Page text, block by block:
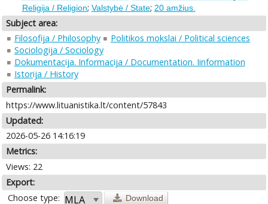
Religija / Religion; Valstybė / State; 20 amžius.
Subject area:
Filosofija / Philosophy
Politikos mokslai / Political sciences
Sociologija / Sociology
Dokumentacija. Informacija / Documentation. Iinformation
Istorija / History
Permalink:
https://www.lituanistika.lt/content/57843
Updated:
2026-05-26 14:16:19
Metrics:
Views: 22
Export:
Choose type:
Download